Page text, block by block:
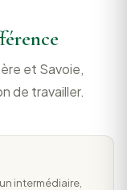
et Savoie,
de travailler.
intermédiaire,